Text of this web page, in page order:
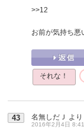
>>12
お前が気持ち悪
それな！
43 名無しだＪ より
2016年2月4日